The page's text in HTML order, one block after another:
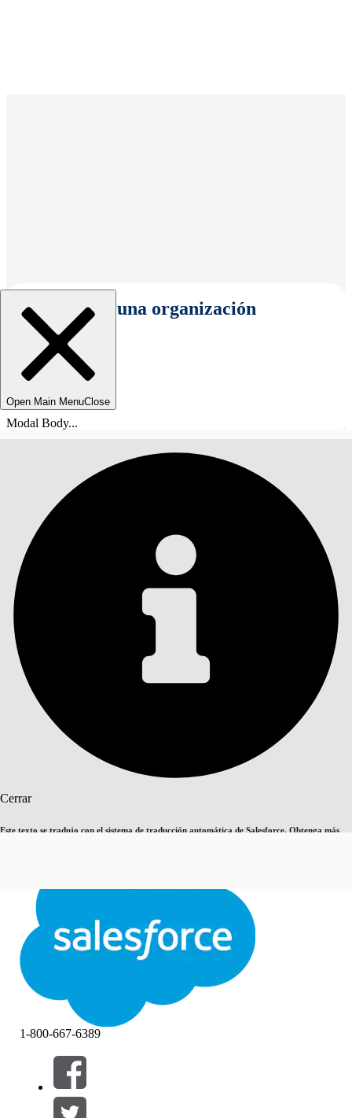
Seleccionar una organización
Open Main MenuClose
Modal Body...
Cerrar
Este texto se tradujo con el sistema de traducción automática de Salesforce. Obtenga más
Cerrar Cerrar
Índice de materias
ÍNDICE DE MATERIAS
Buscar
Filtros (0)
SELECCIONAR FILTROS
1-800-667-6389